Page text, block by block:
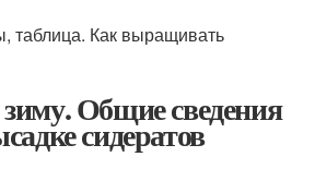
Общие сведения
сидератов